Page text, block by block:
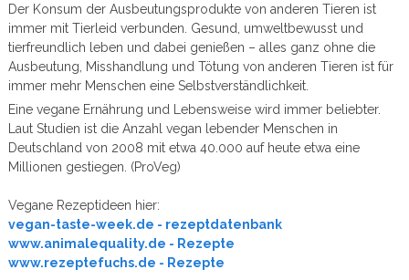
Der Konsum der Ausbeutungsprodukte von anderen Tieren ist
immer mit Tierleid verbunden. Gesund, umweltbewusst und
tierfreundlich leben und dabei genießen – alles ganz ohne die
Ausbeutung, Misshandlung und Tötung von anderen Tieren ist für
immer mehr Menschen eine Selbstverständlichkeit.
Eine vegane Ernährung und Lebensweise wird immer beliebter.
Laut Studien ist die Anzahl vegan lebender Menschen in
Deutschland von 2008 mit etwa 40.000 auf heute etwa eine
Millionen gestiegen. (ProVeg)
Vegane Rezeptideen hier:
vegan-taste-week.de - rezeptdatenbank
www.animalequality.de - Rezepte
www.rezeptefuchs.de - Rezepte